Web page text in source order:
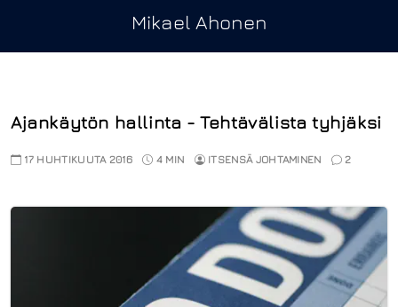
Mikael Ahonen
Ajankäytön hallinta - Tehtävälista tyhjäksi
17 HUHTIKUUTA 2016 4 MIN ITSENSÄ JOHTAMINEN 2